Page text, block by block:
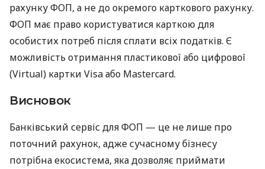
рахунку ФОП, а не до окремого карткового рахунку.
ФОП має право користуватися карткою для
особистих потреб після сплати всіх податків. Є
можливість отримання пластикової або цифрової
(Virtual) картки Visa або Mastercard.
Висновок
Банківський сервіс для ФОП — це не лише про
поточний рахунок, адже сучасному бізнесу
потрібна екосистема, яка дозволяє приймати